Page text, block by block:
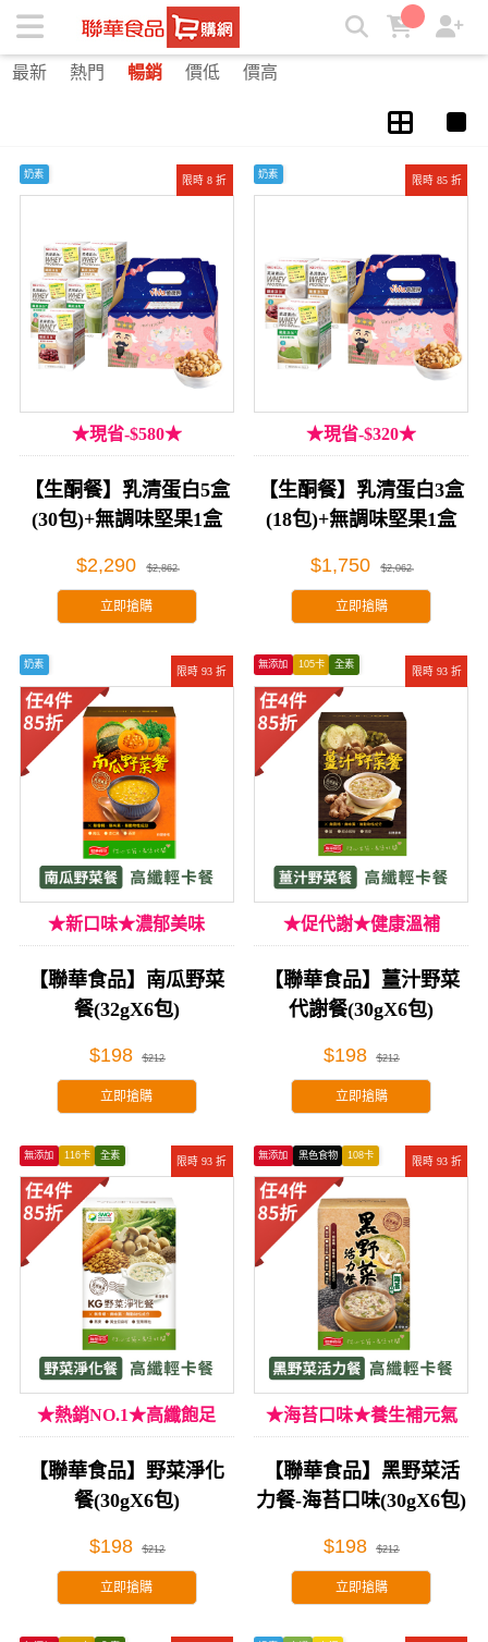
沖泡飲品 | ★聯華食品e購網★
最新 熱門 暢銷 價低 價高
限時 8 折
奶素
★現省-$580★
【生酮餐】乳清蛋白5盒
(30包)+無調味堅果1盒
$2,290 $2,862
立即搶購
限時 85 折
奶素
★現省-$320★
【生酮餐】乳清蛋白3盒
(18包)+無調味堅果1盒
$1,750 $2,062
立即搶購
限時 93 折
奶素
★新口味★濃郁美味
【聯華食品】南瓜野菜
餐(32gX6包)
$198 $212
立即搶購
限時 93 折
無添加 105卡 全素
★促代謝★健康溫補
【聯華食品】薑汁野菜
代謝餐(30gX6包)
$198 $212
立即搶購
限時 93 折
無添加 116卡 全素
★熱銷NO.1★高纖飽足
【聯華食品】野菜淨化
餐(30gX6包)
$198 $212
立即搶購
限時 93 折
無添加 黑色食物 108卡
★海苔口味★養生補元氣
【聯華食品】黑野菜活
力餐-海苔口味(30gX6包)
$198 $212
立即搶購